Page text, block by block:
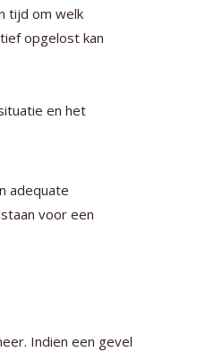
tijd om welk
opgelost kan
en het
adequate
voor een
Indien een gevel